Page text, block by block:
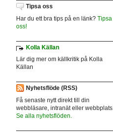
Tipsa oss
Har du ett bra tips på en länk? Tipsa
oss!
Kolla Källan
Lär dig mer om källkritik på Kolla
Källan
Nyhetsflöde (RSS)
Få senaste nytt direkt till din
webbläsare, intranät eller webbplats.
Se alla nyhetsflöden.